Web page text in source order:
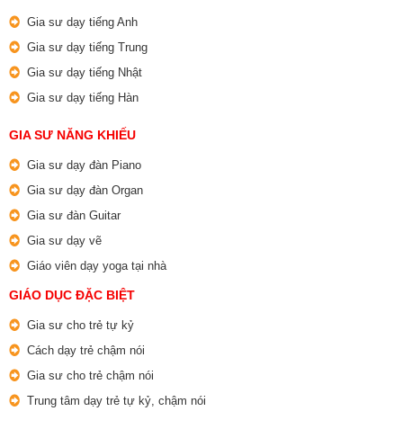
Gia sư dạy tiếng Anh
Gia sư dạy tiếng Trung
Gia sư dạy tiếng Nhật
Gia sư dạy tiếng Hàn
GIA SƯ NĂNG KHIẾU
Gia sư dạy đàn Piano
Gia sư dạy đàn Organ
Gia sư đàn Guitar
Gia sư dạy vẽ
Giáo viên dạy yoga tại nhà
GIÁO DỤC ĐẶC BIỆT
Gia sư cho trẻ tự kỷ
Cách dạy trẻ chậm nói
Gia sư cho trẻ chậm nói
Trung tâm dạy trẻ tự kỷ, chậm nói